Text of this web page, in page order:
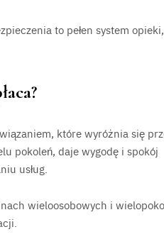
to pełen system
które wyróżnia się
pokoleń, daje wygodę i spokój
usług.
wieloosobowych i